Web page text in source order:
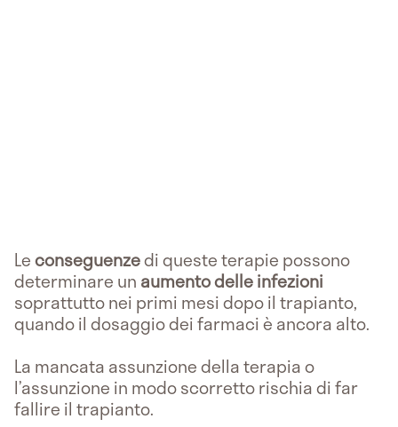
Leconseguenzedi queste terapie possono
determinare un aumento delle infezioni
soprattutto nei primi mesi dopo il trapianto,
quando il dosaggio dei farmaci è ancora alto.
La mancata assunzione della terapia o
l’assunzione in modo scorretto rischia di far
fallire il trapianto.